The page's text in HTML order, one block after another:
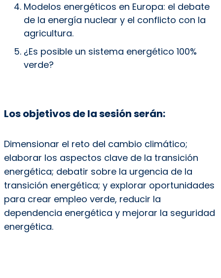
Modelos energéticos en Europa: el debate
de la energía nuclear y el conflicto con la
agricultura.
¿Es posible un sistema energético 100%
verde?
Los objetivos de la sesión serán:
Dimensionar el reto del cambio climático;
elaborar los aspectos clave de la transición
energética; debatir sobre la urgencia de la
transición energética; y explorar oportunidades
para crear empleo verde, reducir la
dependencia energética y mejorar la seguridad
energética.